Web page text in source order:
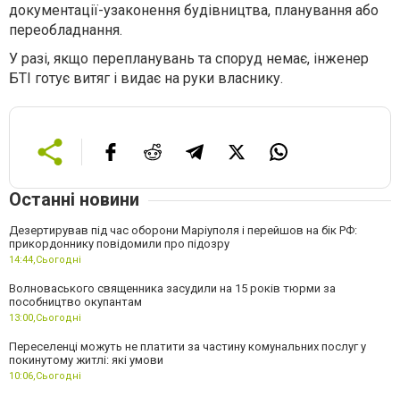
документації-узаконення будівництва, планування або
переобладнання.
У разі, якщо перепланувань та споруд немає, інженер
БТІ готує витяг і видає на руки власнику.
Останні новини
Дезертирував під час оборони Маріуполя і перейшов на бік РФ:
прикордоннику повідомили про підозру
14:44,Сьогодні
Волноваського священника засудили на 15 років тюрми за
пособництво окупантам
13:00,Сьогодні
Переселенці можуть не платити за частину комунальних послуг у
покинутому житлі: які умови
10:06,Сьогодні